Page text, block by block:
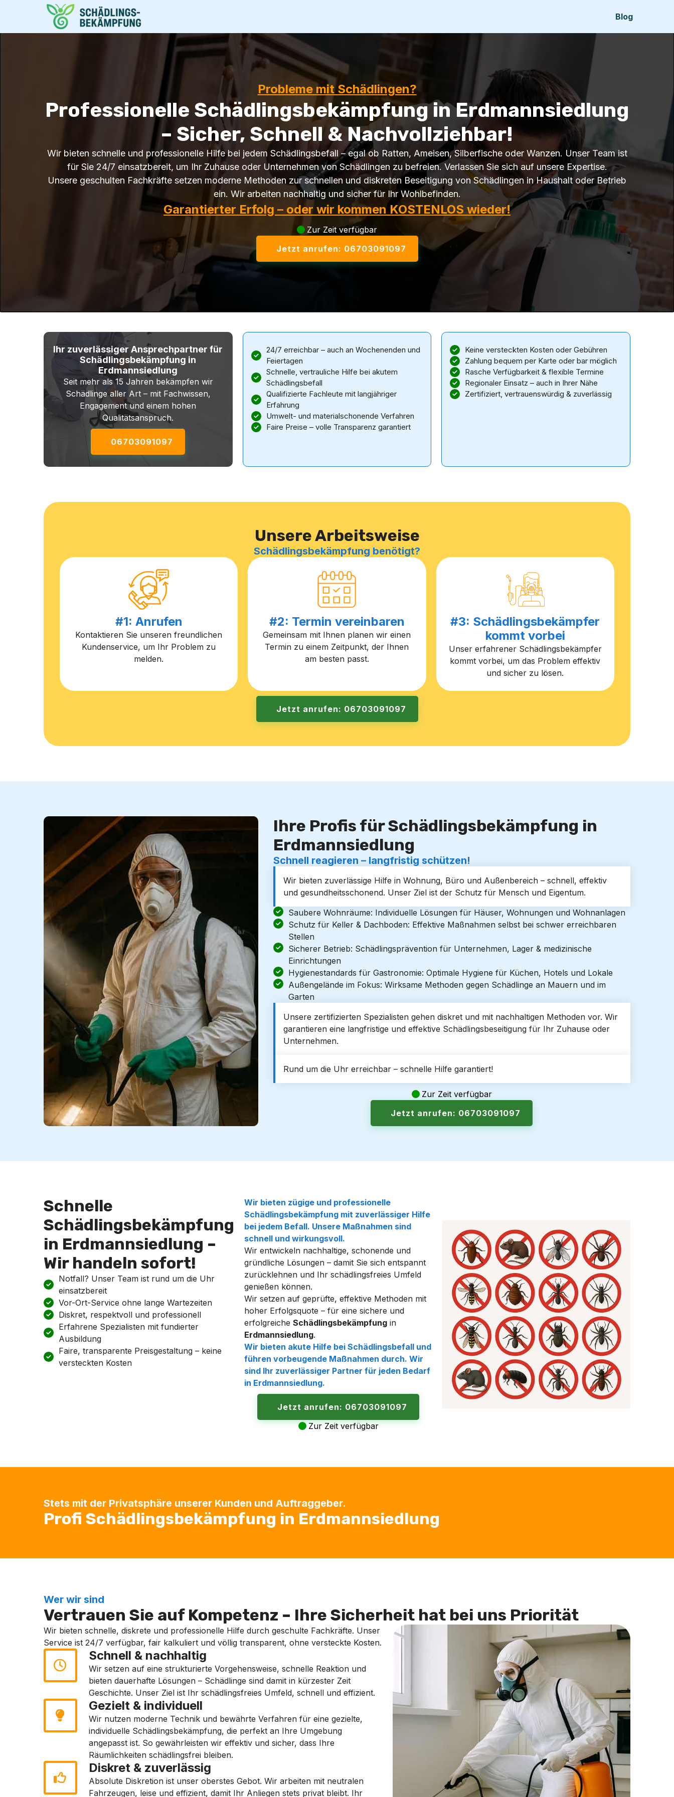
Blog
Probleme mit Schädlingen?
Professionelle Schädlingsbekämpfung in Erdmannsiedlung
– Sicher, Schnell & Nachvollziehbar!
Wir bieten schnelle und professionelle Hilfe bei jedem Schädlingsbefall – egal ob Ratten, Ameisen, Silberfische oder Wanzen. Unser Team ist
für Sie 24/7 einsatzbereit, um Ihr Zuhause oder Unternehmen von Schädlingen zu befreien. Verlassen Sie sich auf unsere Expertise.
Unsere geschulten Fachkräfte setzen moderne Methoden zur schnellen und diskreten Beseitigung von Schädlingen in Haushalt oder Betrieb
ein. Wir arbeiten nachhaltig und sicher für Ihr Wohlbefinden.
Garantierter Erfolg – oder wir kommen KOSTENLOS wieder!
Zur Zeit verfügbar
Jetzt anrufen: 06703091097
Ihr zuverlässiger Ansprechpartner für
Schädlingsbekämpfung in
Erdmannsiedlung
Seit mehr als 15 Jahren bekämpfen wir
Schädlinge aller Art – mit Fachwissen,
Engagement und einem hohen
Qualitätsanspruch.
06703091097
24/7 erreichbar – auch an Wochenenden und
Feiertagen
Schnelle, vertrauliche Hilfe bei akutem
Schädlingsbefall
Qualifizierte Fachleute mit langjähriger
Erfahrung
Umwelt- und materialschonende Verfahren
Faire Preise – volle Transparenz garantiert
Keine versteckten Kosten oder Gebühren
Zahlung bequem per Karte oder bar möglich
Rasche Verfügbarkeit & flexible Termine
Regionaler Einsatz – auch in Ihrer Nähe
Zertifiziert, vertrauenswürdig & zuverlässig
Unsere Arbeitsweise
Schädlingsbekämpfung benötigt?
#1: Anrufen
Kontaktieren Sie unseren freundlichen
Kundenservice, um Ihr Problem zu
melden.
#2: Termin vereinbaren
Gemeinsam mit Ihnen planen wir einen
Termin zu einem Zeitpunkt, der Ihnen
am besten passt.
#3: Schädlingsbekämpfer
kommt vorbei
Unser erfahrener Schädlingsbekämpfer
kommt vorbei, um das Problem effektiv
und sicher zu lösen.
Jetzt anrufen: 06703091097
Ihre Profis für Schädlingsbekämpfung in
Erdmannsiedlung
Schnell reagieren – langfristig schützen!
Wir bieten zuverlässige Hilfe in Wohnung, Büro und Außenbereich – schnell, effektiv
und gesundheitsschonend. Unser Ziel ist der Schutz für Mensch und Eigentum.
Saubere Wohnräume: Individuelle Lösungen für Häuser, Wohnungen und Wohnanlagen
Schutz für Keller & Dachboden: Effektive Maßnahmen selbst bei schwer erreichbaren
Stellen
Sicherer Betrieb: Schädlingsprävention für Unternehmen, Lager & medizinische
Einrichtungen
Hygienestandards für Gastronomie: Optimale Hygiene für Küchen, Hotels und Lokale
Außengelände im Fokus: Wirksame Methoden gegen Schädlinge an Mauern und im
Garten
Unsere zertifizierten Spezialisten gehen diskret und mit nachhaltigen Methoden vor. Wir
garantieren eine langfristige und effektive Schädlingsbeseitigung für Ihr Zuhause oder
Unternehmen.
Rund um die Uhr erreichbar – schnelle Hilfe garantiert!
Zur Zeit verfügbar
Jetzt anrufen: 06703091097
Schnelle
Schädlingsbekämpfung
in Erdmannsiedlung –
Wir handeln sofort!
Notfall? Unser Team ist rund um die Uhr
einsatzbereit
Vor-Ort-Service ohne lange Wartezeiten
Diskret, respektvoll und professionell
Erfahrene Spezialisten mit fundierter
Ausbildung
Faire, transparente Preisgestaltung – keine
versteckten Kosten
Wir bieten zügige und professionelle
Schädlingsbekämpfung mit zuverlässiger Hilfe
bei jedem Befall. Unsere Maßnahmen sind
schnell und wirkungsvoll.
Wir entwickeln nachhaltige, schonende und
gründliche Lösungen – damit Sie sich entspannt
zurücklehnen und Ihr schädlingsfreies Umfeld
genießen können.
Wir setzen auf geprüfte, effektive Methoden mit
hoher Erfolgsquote – für eine sichere und
erfolgreiche Schädlingsbekämpfung in
Erdmannsiedlung.
Wir bieten akute Hilfe bei Schädlingsbefall und
führen vorbeugende Maßnahmen durch. Wir
sind Ihr zuverlässiger Partner für jeden Bedarf
in Erdmannsiedlung.
Jetzt anrufen: 06703091097
Zur Zeit verfügbar
Stets mit der Privatsphäre unserer Kunden und Auftraggeber.
Profi Schädlingsbekämpfung in Erdmannsiedlung
Wer wir sind
Vertrauen Sie auf Kompetenz – Ihre Sicherheit hat bei uns Priorität
Wir bieten schnelle, diskrete und professionelle Hilfe durch geschulte Fachkräfte. Unser
Service ist 24/7 verfügbar, fair kalkuliert und völlig transparent, ohne versteckte Kosten.
Schnell & nachhaltig
Wir setzen auf eine strukturierte Vorgehensweise, schnelle Reaktion und
bieten dauerhafte Lösungen – Schädlinge sind damit in kürzester Zeit
Geschichte. Unser Ziel ist Ihr schädlingsfreies Umfeld, schnell und effizient.
Gezielt & individuell
Wir nutzen moderne Technik und bewährte Verfahren für eine gezielte,
individuelle Schädlingsbekämpfung, die perfekt an Ihre Umgebung
angepasst ist. So gewährleisten wir effektiv und sicher, dass Ihre
Räumlichkeiten schädlingsfrei bleiben.
Diskret & zuverlässig
Absolute Diskretion ist unser oberstes Gebot. Wir arbeiten mit neutralen
Fahrzeugen, leise und effizient, damit Ihr Anliegen stets privat bleibt. Ihr